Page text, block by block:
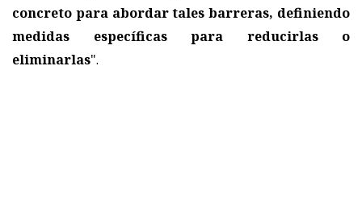
concreto para abordar tales barreras, definiendo
medidas específicas para reducirlas o
eliminarlas".